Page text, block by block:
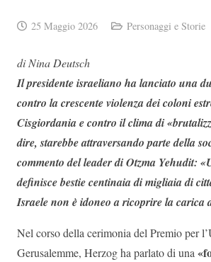
25 Maggio 2026 Personaggi e Storie
di Nina Deutsch
Il presidente israeliano ha lanciato una
contro la crescente violenza dei coloni
Cisgiordania e contro il clima di
dire, starebbe attraversando parte della
commento del leader di Otzma Yehudit:
definisce bestie centinaia di migliaia di
Israele non è idoneo a ricoprire la carica
Nel corso della cerimonia del Premio per
Gerusalemme, Herzog ha parlato di una